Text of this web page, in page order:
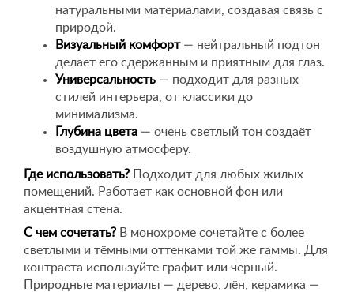
натуральными материалами, создавая связь с
природой.
Визуальный комфорт— нейтральный подтон
делает его сдержанным и приятным для глаз.
Универсальность — подходит для разных
стилей интерьера, от классики до
минимализма.
Глубина цвета — очень светлый тон создаёт
воздушную атмосферу.
Где использовать? Подходит для любых жилых
помещений. Работает как основной фон или
акцентная стена.
С чем сочетать? В монохроме сочетайте с более
светлыми и тёмными оттенками той же гаммы. Для
контраста используйте графит или чёрный.
Природные материалы — дерево, лён, керамика —